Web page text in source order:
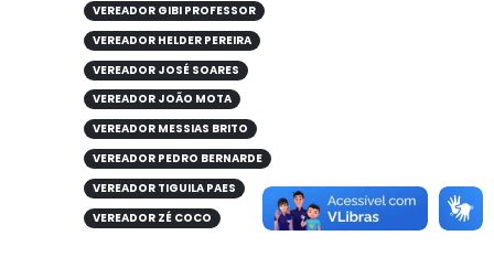
VEREADOR GIBI PROFESSOR
VEREADOR HELDER PEREIRA
VEREADOR JOSÉ SOARES
VEREADOR JOÃO MOTA
VEREADOR MESSIAS BRITO
VEREADOR PEDRO BERNARDE
VEREADOR TIGUILA PAES
VEREADOR ZÉ COCO